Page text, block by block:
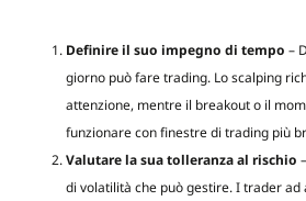
Definire il suo impegno di tempo –
giorno può fare trading. Lo scalping
attenzione, mentre il breakout o il
funzionare con finestre di trading più
Valutare la sua tolleranza al rischio
di volatilità che può gestire. I trader ad